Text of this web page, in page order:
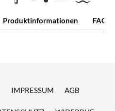
Produktinformationen FAQ
IMPRESSUM AGB